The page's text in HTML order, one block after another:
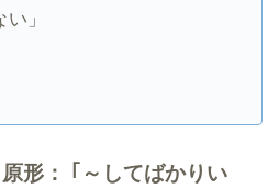
」
形： ｢～してばかりい